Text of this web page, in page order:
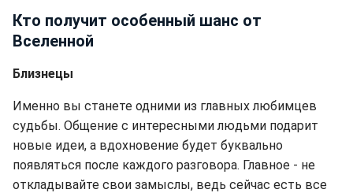
Кто получит особенный шанс от
Вселенной
Близнецы
Именно вы станете одними из главных любимцев
судьбы. Общение с интересными людьми подарит
новые идеи, а вдохновение будет буквально
появляться после каждого разговора. Главное - не
откладывайте свои замыслы, ведь сейчас есть все